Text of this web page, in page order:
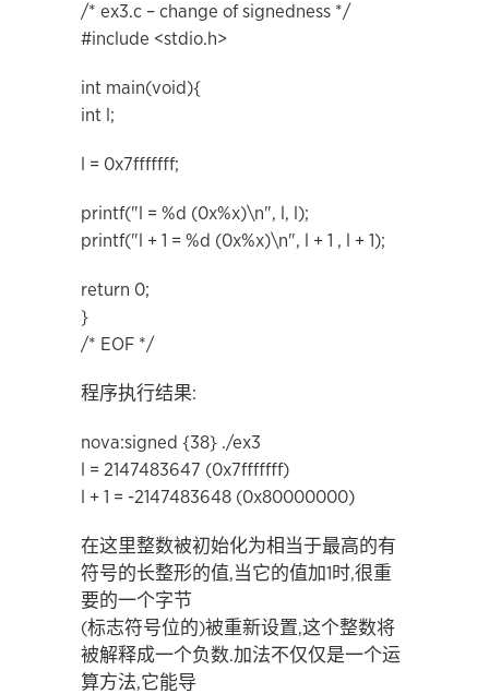
/* ex3.c – change of signedness */
#include <stdio.h>
int main(void){
int l;
l = 0x7fffffff;
printf("l = %d (0x%x)\n", l, l);
printf("l + 1 = %d (0x%x)\n", l + 1 , l + 1);
return 0;
}
/* EOF */
程序执行结果:
nova:signed {38} ./ex3
l = 2147483647 (0x7fffffff)
l + 1 = -2147483648 (0x80000000)
在这里整数被初始化为相当于最高的有
符号的长整形的值,当它的值加1时,很重
要的一个字节
(标志符号位的)被重新设置,这个整数将
被解释成一个负数.加法不仅仅是一个运
算方法,它能导